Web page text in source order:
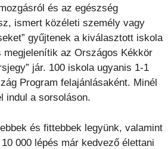
és az egészség
ismert közéleti személy vagy
gyűjtenek a kiválasztott iskola
az Országos Kékkör
jár. 100 iskola ugyanis 1-1
Program felajánlásaként. Minél
indul a sorsoláson.
és fittebbek legyünk, valamint
000 lépés már kedvező élettani